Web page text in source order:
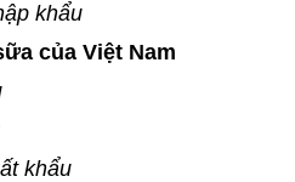
khẩu
của Việt Nam
khẩu